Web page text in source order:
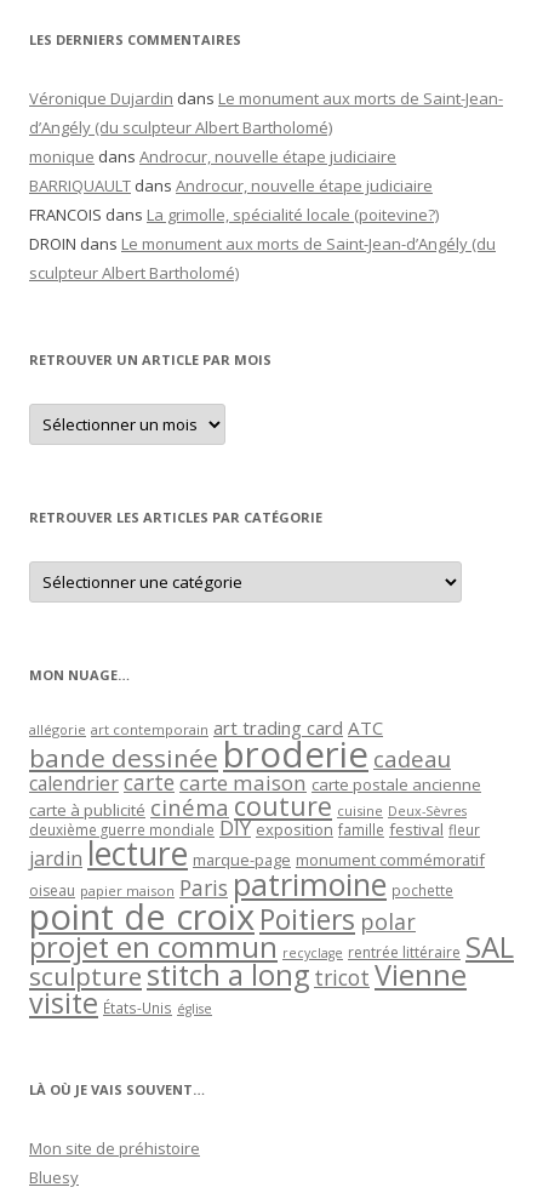
LES DERNIERS COMMENTAIRES
Véronique Dujardin dans Le monument aux morts de Saint-Jean-
d’Angély (du sculpteur Albert Bartholomé)
monique dans Androcur, nouvelle étape judiciaire
BARRIQUAULT dans Androcur, nouvelle étape judiciaire
FRANCOIS dans La grimolle, spécialité locale (poitevine?)
DROIN dans Le monument aux morts de Saint-Jean-d’Angély (du
sculpteur Albert Bartholomé)
RETROUVER UN ARTICLE PAR MOIS
Retrouver
un
article
RETROUVER LES ARTICLES PAR CATÉGORIE
Retrouver
les
articles
MON NUAGE…
allégorie art contemporain art trading card ATC
bande dessinéebroderie cadeau
calendriercartecarte maison carte postale ancienne
carte à publicité cinéma couture cuisine Deux-Sèvres
deuxième guerre mondiale DIY exposition famille festival fleur
jardin lecture marque-page monument commémoratif
oiseau papier maison Paris patrimoine pochette
point de croixPoitiers polar
projet en commun recyclage rentrée littéraire SAL
sculpturestitch a long tricot Vienne
visite États-Unis église
LÀ OÙ JE VAIS SOUVENT…
Mon site de préhistoire
Bluesy